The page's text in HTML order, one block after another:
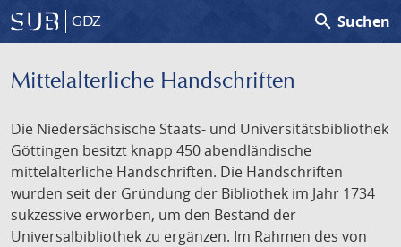
GDZ search Suchen
Mittelalterliche Handschriften
Die Niedersächsische Staats- und Universitätsbibliothek
Göttingen besitzt knapp 450 abendländische
mittelalterliche Handschriften. Die Handschriften
wurden seit der Gründung der Bibliothek im Jahr 1734
sukzessive erworben, um den Bestand der
Universalbibliothek zu ergänzen. Im Rahmen des von